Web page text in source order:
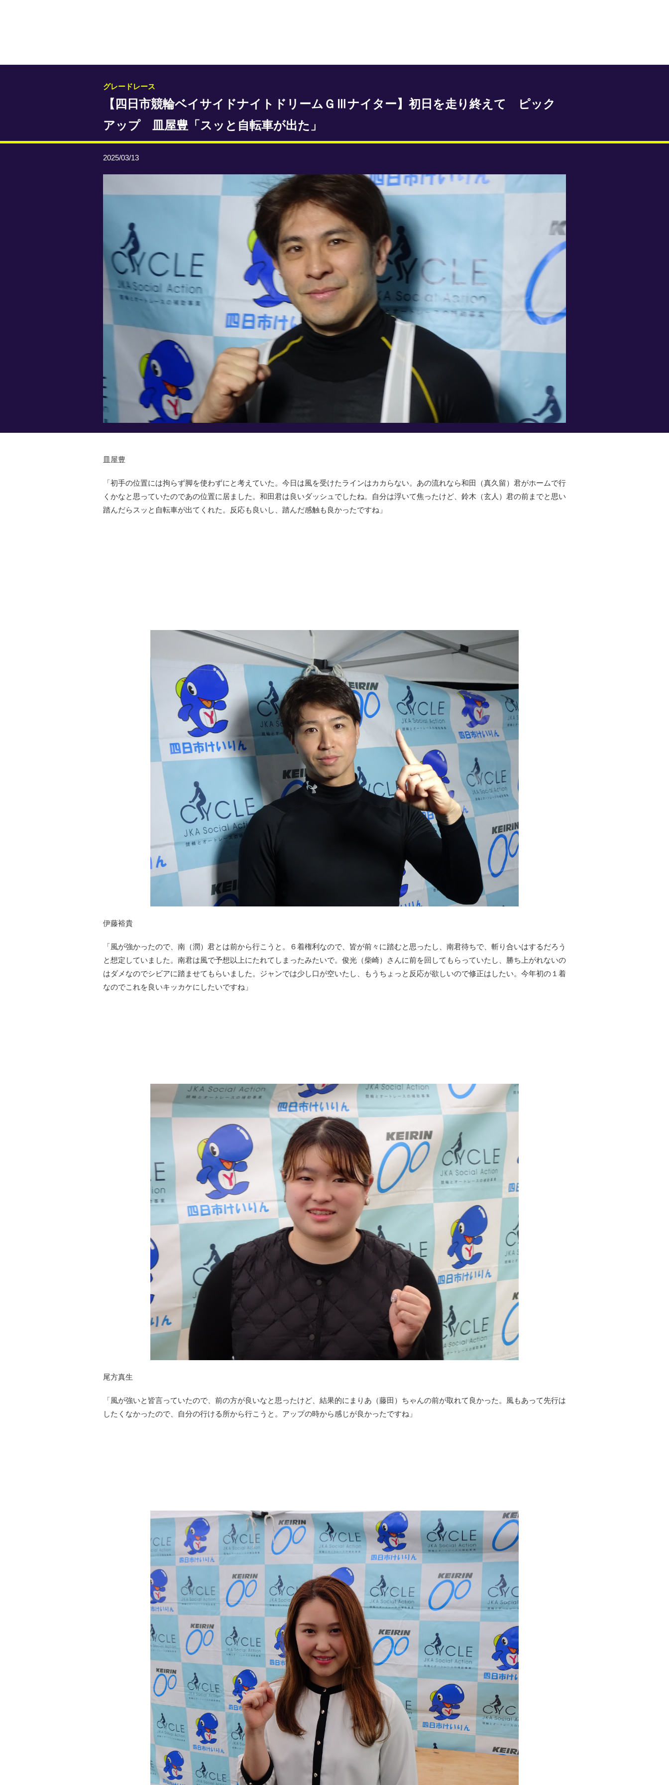
グレードレース
【四日市競輪ベイサイドナイトドリームＧⅢナイター】初日を走り終えて ピック
アップ 皿屋豊「スッと自転車が出た」
2025/03/13
皿屋豊
「初手の位置には拘らず脚を使わずにと考えていた。今日は風を受けたラインはカカらない。あの流れなら和田（真久留）君がホームで行
くかなと思っていたのであの位置に居ました。和田君は良いダッシュでしたね。自分は浮いて焦ったけど、鈴木（玄人）君の前までと思い
踏んだらスッと自転車が出てくれた。反応も良いし、踏んだ感触も良かったですね」
伊藤裕貴
「風が強かったので、南（潤）君とは前から行こうと。６着権利なので、皆が前々に踏むと思ったし、南君待ちで、斬り合いはするだろう
と想定していました。南君は風で予想以上にたれてしまったみたいで。俊光（柴崎）さんに前を回してもらっていたし、勝ち上がれないの
はダメなのでシビアに踏ませてもらいました。ジャンでは少し口が空いたし、もうちょっと反応が欲しいので修正はしたい。今年初の１着
なのでこれを良いキッカケにしたいですね」
尾方真生
「風が強いと皆言っていたので、前の方が良いなと思ったけど、結果的にまりあ（藤田）ちゃんの前が取れて良かった。風もあって先行は
したくなかったので、自分の行ける所から行こうと。アップの時から感じが良かったですね」